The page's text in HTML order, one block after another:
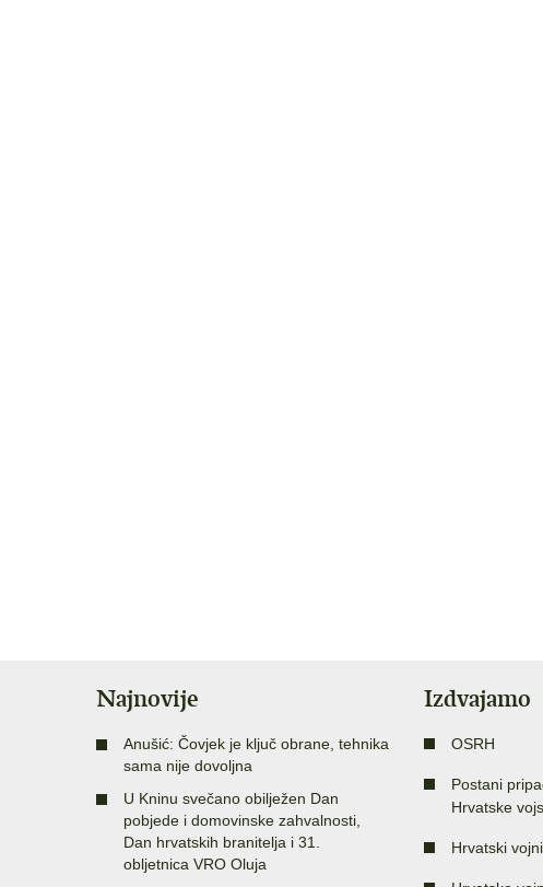
Najnovije
Anušić: Čovjek je ključ obrane, tehnika
sama nije dovoljna
U Kninu svečano obilježen Dan
pobjede i domovinske zahvalnosti,
Dan hrvatskih branitelja i 31.
obljetnica VRO Oluja
Izdvajamo
OSRH
Postani
Hrvatske
Hrvatski